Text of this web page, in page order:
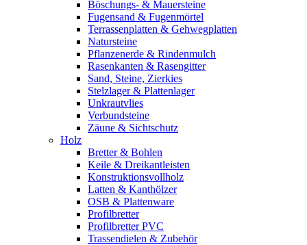
Böschungs- & Mauersteine
Fugensand & Fugenmörtel
Terrassenplatten & Gehwegplatten
Natursteine
Pflanzenerde & Rindenmulch
Rasenkanten & Rasengitter
Sand, Steine, Zierkies
Stelzlager & Plattenlager
Unkrautvlies
Verbundsteine
Zäune & Sichtschutz
Holz
Bretter & Bohlen
Keile & Dreikantleisten
Konstruktionsvollholz
Latten & Kanthölzer
OSB & Plattenware
Profilbretter
Profilbretter PVC
Trassendielen & Zubehör